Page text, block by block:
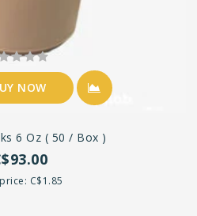
NOW
6 Oz ( 50 / Box )
C$1.85